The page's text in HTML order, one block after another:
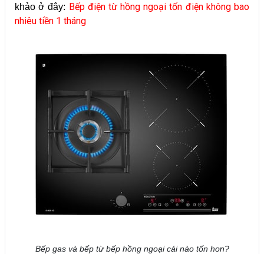
khảo ở đây: Bếp điện từ hồng ngoại tốn điện không bao
nhiêu tiền 1 tháng
Bếp gas và bếp từ bếp hồng ngoại cái nào tốn hơn?